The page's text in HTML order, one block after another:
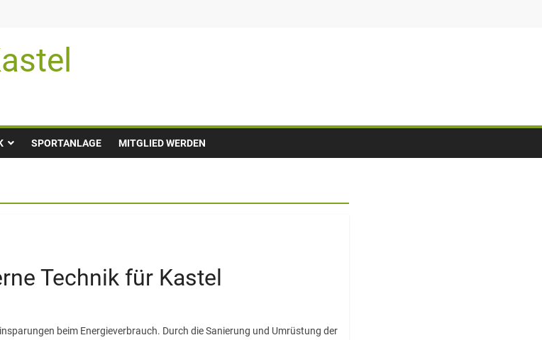
SPORTANLAGE MITGLIED WERDEN
Technik für Kastel
beim Energieverbrauch. Durch die Sanierung und Umrüstung der